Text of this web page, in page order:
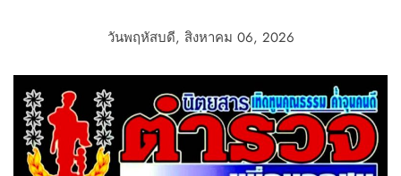
วันพฤหัสบดี, สิงหาคม 06, 2026